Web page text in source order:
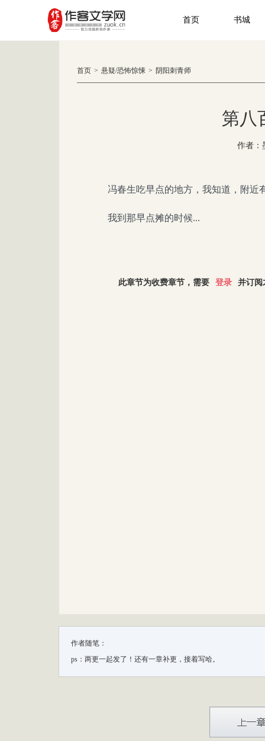
首页 书城
首页 > 悬疑/恐怖惊悚 > 阴阳刺青师
第八
作者：
冯春生吃早点的地方，我知道，附近
我到那早点摊的时候...
此章节为收费章节，需要 登录 并订阅
作者随笔：
ps：两更一起发了！还有一章补更，接着写哈。